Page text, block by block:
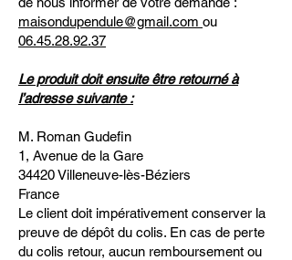
maisondupendule@gmail.com ou
06.45.28.92.37
Le produit doit ensuite être retourné à
l’adresse suivante :
M. Roman Gudefin
1, Avenue de la Gare
34420 Villeneuve-lès-Béziers
France
Le client doit impérativement conserver la
preuve de dépôt du colis. En cas de perte
du colis retour, aucun remboursement ou